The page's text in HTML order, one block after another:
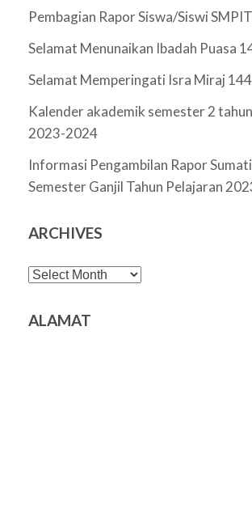
Pembagian Rapor Siswa/Siswi
Selamat Menunaikan Ibadah Puasa
Selamat Memperingati Isra Miraj
Kalender akademik semester 2
2023-2024
Informasi Pengambilan Rapor
Semester Ganjil Tahun Pelajaran
ARCHIVES
Archives
ALAMAT